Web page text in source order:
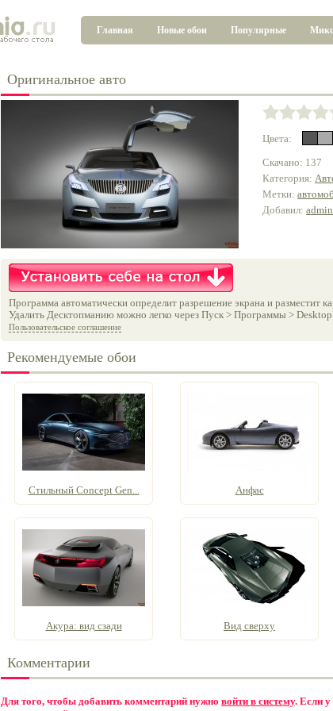
Главная Новые обои Популярные Микс
Оригинальное авто
Цвета:
Скачано: 137
Категория:
Метки:
Добавил: admin
Программа автоматически определит разрешение экрана и разместит
Удалить Десктопманию можно легко через Пуск > Программы >
Пользовательское соглашение
Рекомендуемые обои
Стильный Concept Gen... Анфас
Акура: вид сзади Вид сверху
Комментарии
Для того, чтобы добавить комментарий нужно войти в систему. Если у